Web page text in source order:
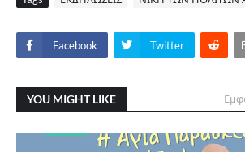
Facebook Twitter
YOU MIGHT LIKE